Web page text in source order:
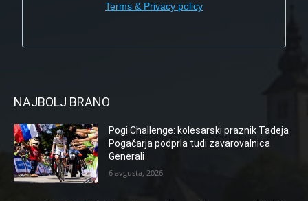
Terms & Privacy policy
NAJBOLJ BRANO
Pogi Challenge: kolesarski praznik Tadeja
Pogačarja podprla tudi zavarovalnica
Generali
6 avgusta, 2026